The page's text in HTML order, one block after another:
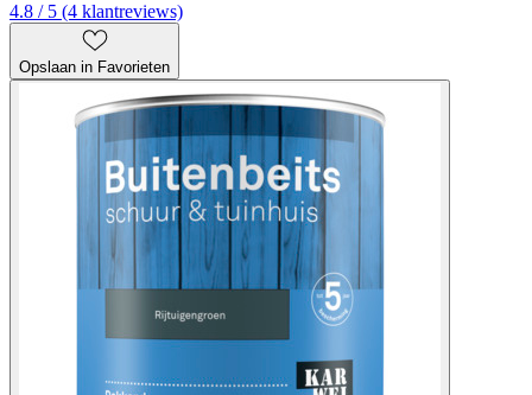
4.8 / 5 (4 klantreviews)
Opslaan in Favorieten